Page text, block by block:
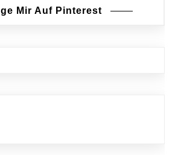
Mir Auf Pinterest